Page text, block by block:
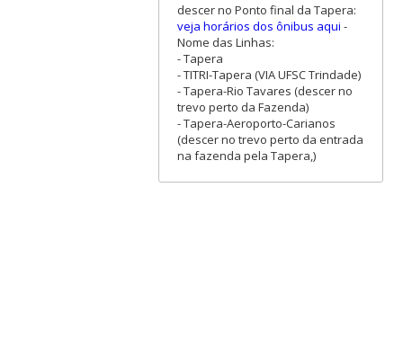
descer no Ponto final da Tapera:
veja horários dos ônibus aqui -
Nome das Linhas:
- Tapera
- TITRI-Tapera (VIA UFSC Trindade)
- Tapera-Rio Tavares (descer no
trevo perto da Fazenda)
- Tapera-Aeroporto-Carianos
(descer no trevo perto da entrada
na fazenda pela Tapera,)